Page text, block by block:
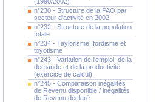
n°230 - Structure de la PAO par
secteur d'activité en 2002.
n°232 - Structure de la population
totale
n°234 - Taylorisme, fordisme et
toyotisme
n°243 - Variation de l'emploi, de la
demande et de la productivité
(exercice de calcul).
n°245 - Comparaison inégalités
de Revenu disponible / inégalités
de Revenu déclaré.